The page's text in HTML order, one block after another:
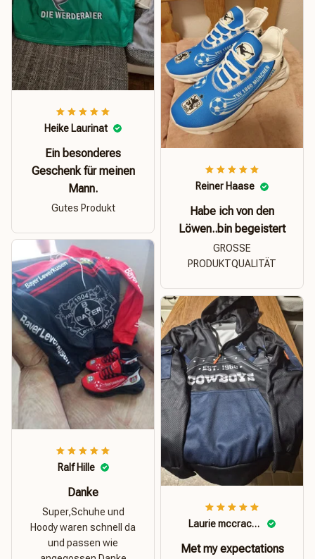
Heike Laurinat
Ein besonderes
Geschenk für meinen
Mann.
Gutes Produkt
Reiner Haase
Habe ich von den
Löwen..bin begeistert
GROSSE
PRODUKTQUALITÄT
Ralf Hille
Danke
Super,Schuhe und
Hoody waren schnell da
und passen wie
Laurie mccracken
Met my expectations